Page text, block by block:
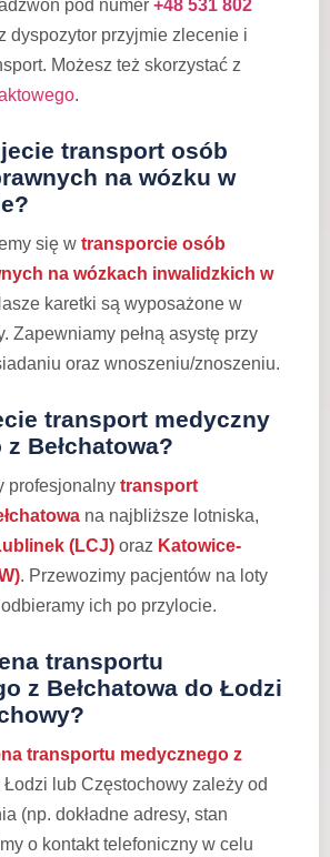
pod numer +48 531 802
dyspozytor przyjmie zlecenie i
Możesz też skorzystać z
.
transport osób
na wózku w
się w transporcie osób
na wózkach inwalidzkich w
karetki są wyposażone w
Zapewniamy pełną asystę przy
oraz wnoszeniu/znoszeniu.
transport medyczny
Bełchatowa?
profesjonalny transport
na najbliższe lotniska,
(LCJ) oraz Katowice-
. Przewozimy pacjentów na loty
ich po przylocie.
transportu
z Bełchatowa do Łodzi
transportu medycznego z
Łodzi lub Częstochowy zależy od
(np. dokładne adresy, stan
o kontakt telefoniczny w celu